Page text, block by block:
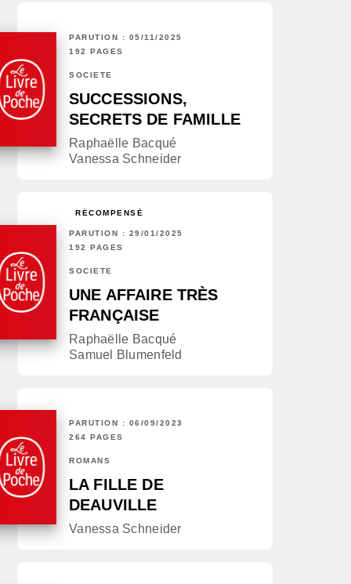
PARUTION : 05/11/2025
192 PAGES
SOCIÉTÉ
SUCCESSIONS,
SECRETS DE FAMILLE
Raphaëlle Bacqué
Vanessa Schneider
RÉCOMPENSÉ
PARUTION : 29/01/2025
192 PAGES
SOCIÉTÉ
UNE AFFAIRE TRÈS
FRANÇAISE
Raphaëlle Bacqué
Samuel Blumenfeld
PARUTION : 06/09/2023
264 PAGES
ROMANS
LA FILLE DE
DEAUVILLE
Vanessa Schneider